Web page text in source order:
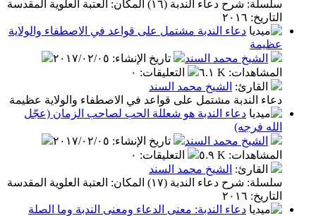
سلسلة: شرح دعاء الندبة (١٦) المكان: العتبة العلوية المقدسة
دعاء الندبة مشتمل على قواعد في الاصطفاء والولاية
محمد السند
تاريخ الإنشاء :٢٠١٧/٠٢/٠٥
٦.١ K التعليقات:٠
الشيخ محمد السند
مشتمل على قواعد في الاصطفاء والولاية عظيمة
دعاء الندبة هو شعللة الحب لصاحب الزمان (عجّل
محمد السند
تاريخ الإنشاء :٢٠١٧/٠٢/٠٥
٥.٩ K التعليقات:٠
الشيخ محمد السند
سلسلة: شرح دعاء الندبة (١٧) المكان: العتبة العلوية المقدسة
دعاء الندبة: معنى الدعاء ومعنى الندبة وما الصلة